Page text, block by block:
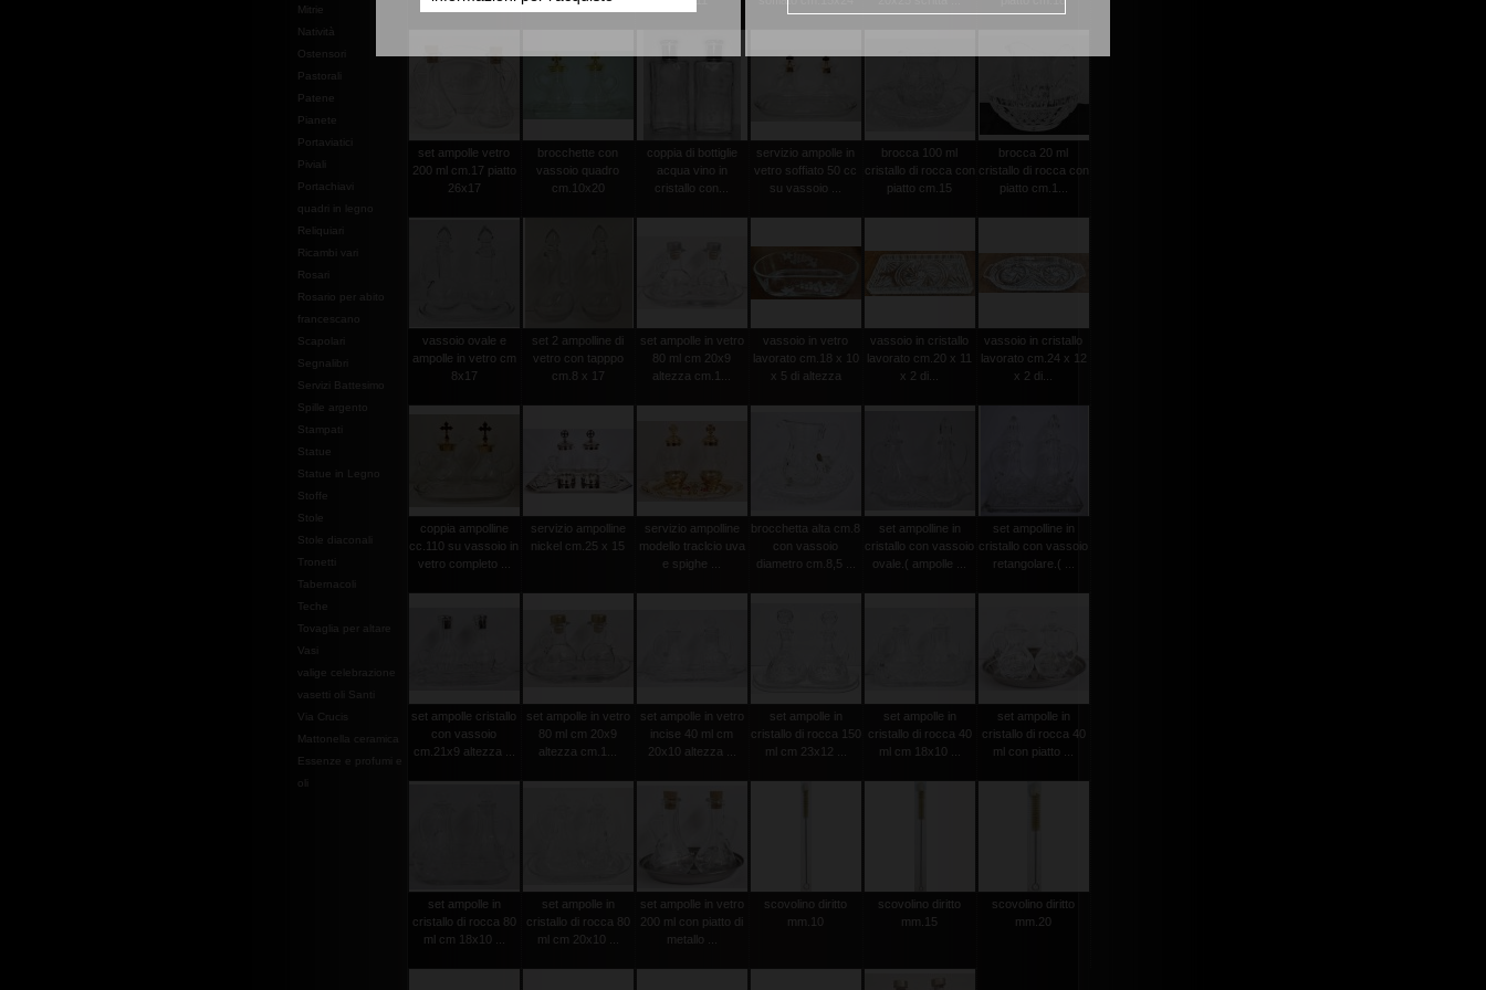
Mitrie
Natività
Ostensori
Pastorali
Patene
Pianete
Portaviatici
Piviali
Portachiavi
quadri in legno
Reliquiari
Ricambi vari
Rosari
Rosario per abito
francescano
Scapolari
Segnalibri
Servizi Battesimo
Spille argento
Stampati
Statue
Statue in Legno
Stoffe
Stole
Stole diaconali
Tronetti
Tabernacoli
Teche
Tovaglia per altare
Vasi
valige celebrazione
vasetti oli Santi
Via Crucis
Mattonella ceramica
Essenze e profumi e
oli
set ampolle vetro
200 ml cm.17 piatto
26x17
brocchette con
vassoio quadro
cm.10x20
coppia di bottiglie
acqua vino in
cristallo con...
servizio ampolle in
vetro soffiato 50 cc
su vassoio ...
brocca 100 ml
cristallo di rocca con
piatto cm.15
brocca 20 ml
cristallo di rocca con
piatto cm.1...
vassoio ovale e
ampolle in vetro cm
8x17
set 2 ampolline di
vetro con tapppo
cm.8 x 17
set ampolle in vetro
80 ml cm 20x9
altezza cm.1...
vassoio in vetro
lavorato cm.18 x 10
x 5 di altezza
vassoio in cristallo
lavorato cm.20 x 11
x 2 di...
vassoio in cristallo
lavorato cm.24 x 12
x 2 di...
coppia ampolline
cc.110 su vassoio in
vetro completo ...
servizio ampolline
nickel cm.25 x 15
servizio ampolline
modello traclcio uva
e spighe ...
brocchetta alta cm.8
con vassoio
diametro cm.8,5 ...
set ampolline in
cristallo con vassoio
ovale.( ampolle ...
set ampolline in
cristallo con vassoio
retangolare.( ...
set ampolle cristallo
con vassoio
cm.21x9 altezza ...
set ampolle in vetro
80 ml cm 20x9
altezza cm.1...
set ampolle in vetro
incise 40 ml cm
20x10 altezza ...
set ampolle in
cristallo di rocca 150
ml cm 23x12 ...
set ampolle in
cristallo di rocca 40
ml cm 18x10 ...
set ampolle in
cristallo di rocca 40
ml con piatto ...
set ampolle in
cristallo di rocca 80
ml cm 18x10 ...
set ampolle in
cristallo di rocca 80
ml cm 20x10 ...
set ampolle in vetro
200 ml con piatto di
metallo ...
scovolino diritto
mm.10
scovolino diritto
mm.15
scovolino diritto
mm.20